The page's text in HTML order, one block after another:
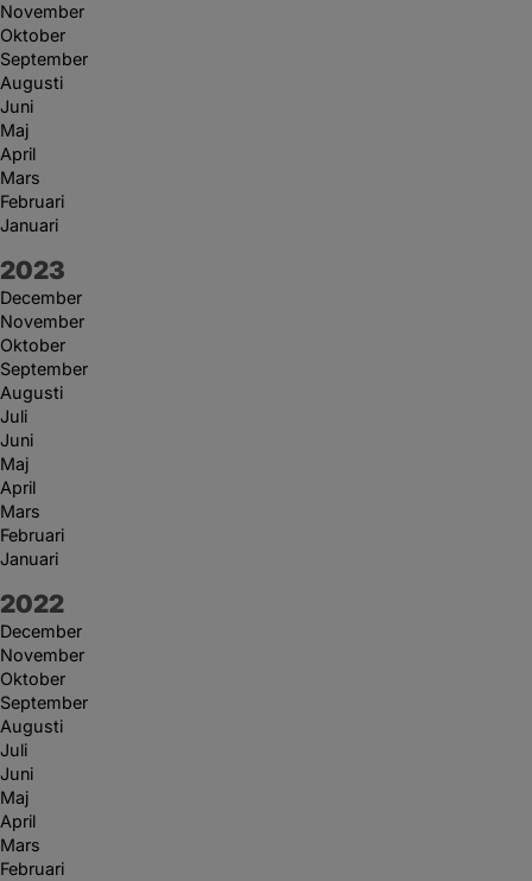
November
Oktober
September
Augusti
Juni
Maj
April
Mars
Februari
Januari
År:
2023
December
November
Oktober
September
Augusti
Juli
Juni
Maj
April
Mars
Februari
Januari
År:
2022
December
November
Oktober
September
Augusti
Juli
Juni
Maj
April
Mars
Februari